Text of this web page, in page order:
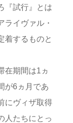
『試行』とは
ライヴァル・
着するものと
在期間は1ヵ
が6ヵ月であ
にヴィザ取得
人たちにとっ